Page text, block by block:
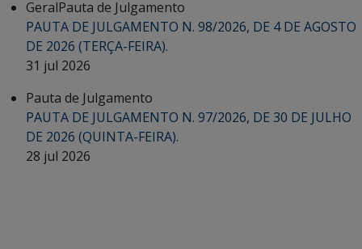
GeralPauta de Julgamento
PAUTA DE JULGAMENTO N. 98/2026, DE 4 DE AGOSTO
DE 2026 (TERÇA-FEIRA).
31 jul 2026
Pauta de Julgamento
PAUTA DE JULGAMENTO N. 97/2026, DE 30 DE JULHO
DE 2026 (QUINTA-FEIRA).
28 jul 2026